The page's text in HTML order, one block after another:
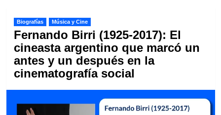
Biografías Música y Cine
Fernando Birri (1925-2017): El
cineasta argentino que marcó un
antes y un después en la
cinematografía social